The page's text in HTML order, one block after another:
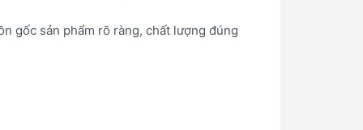
gốc sản phẩm rõ ràng, chất lượng đúng